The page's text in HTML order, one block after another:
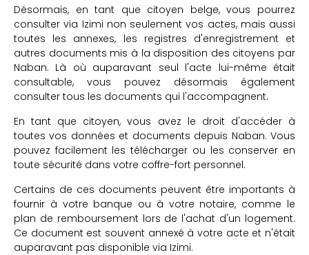
Désormais, en tant que citoyen belge, vous pourrez
consulter via Izimi non seulement vos actes, mais aussi
toutes les annexes, les registres d'enregistrement et
autres documents mis à la disposition des citoyens par
Naban. Là où auparavant seul l'acte lui-même était
consultable, vous pouvez désormais également
consulter tous les documents qui l'accompagnent.
En tant que citoyen, vous avez le droit d'accéder à
toutes vos données et documents depuis Naban. Vous
pouvez facilement les télécharger ou les conserver en
toute sécurité dans votre coffre-fort personnel.
Certains de ces documents peuvent être importants à
fournir à votre banque ou à votre notaire, comme le
plan de remboursement lors de l'achat d'un logement.
Ce document est souvent annexé à votre acte et n'était
auparavant pas disponible via Izimi.